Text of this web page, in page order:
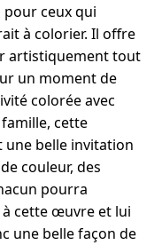
pour ceux qui
à colorier. Il offre
artistiquement tout
un moment de
colorée avec
cette
une belle invitation
couleur, des
pourra
cette œuvre et lui
une belle façon de